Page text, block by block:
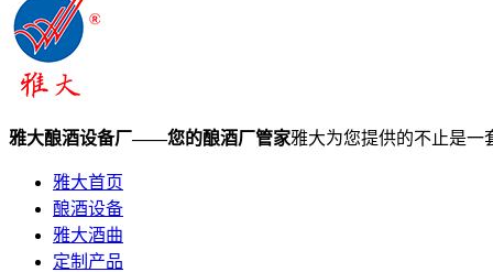
雅大酿酒设备厂——您的酿酒厂管家雅大为您提供的不止是一
雅大首页
酿酒设备
雅大酒曲
定制产品